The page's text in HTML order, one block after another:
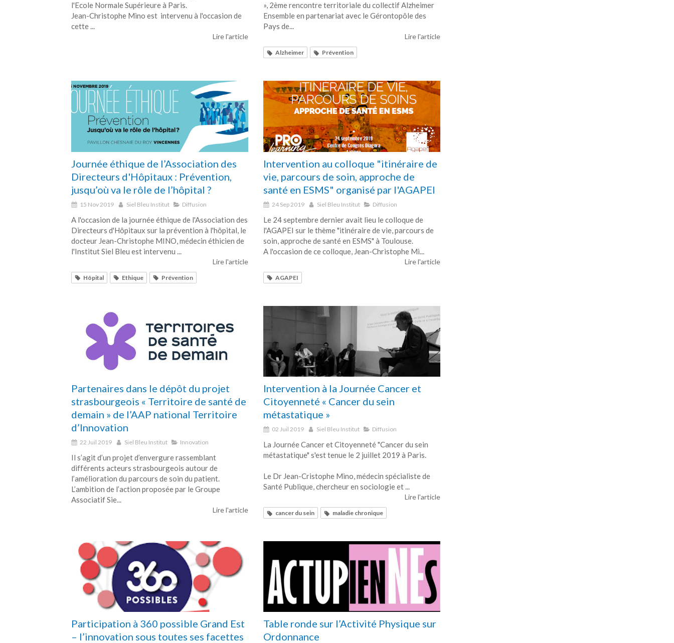
l'Ecole Normale Supérieure à Paris.
Jean-Christophe Mino est intervenu à l'occasion de
cette ...
Lire l'article
», 2ème rencontre territoriale du collectif Alzheimer
Ensemble en partenariat avec le Gérontopôle des
Pays de...
Lire l'article
Alzheimer Prévention
Journée éthique de l’Association des
Directeurs d'Hôpitaux : Prévention,
jusqu’où va le rôle de l’hôpital ?
15 Nov 2019 Siel Bleu Institut Diffusion
A l'occasion de la journée éthique de l'Association des
Directeurs d'Hôpitaux sur la prévention à l'hôpital, le
docteur Jean-Christophe MINO, médecin éthicien de
l'Institut Siel Bleu est intervenu ...
Lire l'article
Hôpital Ethique Prévention
Intervention au colloque "itinéraire de
vie, parcours de soin, approche de
santé en ESMS" organisé par l'AGAPEI
24 Sep 2019 Siel Bleu Institut Diffusion
Le 24 septembre dernier avait lieu le colloque de
l'AGAPEI sur le thème "itinéraire de vie, parcours de
soin, approche de santé en ESMS" à Toulouse.
A l'occasion de ce colloque, Jean-Christophe Mi...
Lire l'article
AGAPEI
Partenaires dans le dépôt du projet
strasbourgeois « Territoire de santé de
demain » de l’AAP national Territoire
d’Innovation
22 Juil 2019 Siel Bleu Institut Innovation
Il s’agit d’un projet d’envergure rassemblant
différents acteurs strasbourgeois autour de
l’amélioration du parcours de soin du patient.
L’ambition de l’action proposée par le Groupe
Associatif Sie...
Lire l'article
Intervention à la Journée Cancer et
Citoyenneté « Cancer du sein
métastatique »
02 Juil 2019 Siel Bleu Institut Diffusion
La Journée Cancer et Citoyenneté "Cancer du sein
métastatique" s'est tenue le 2 juillet 2019 à Paris.
Le Dr Jean-Cristophe Mino, médecin spécialiste de
Santé Publique, chercheur en sociologie et ...
Lire l'article
cancer du sein maladie chronique
Participation à 360 possible Grand Est
– l’innovation sous toutes ses facettes
Table ronde sur l’Activité Physique sur
Ordonnance